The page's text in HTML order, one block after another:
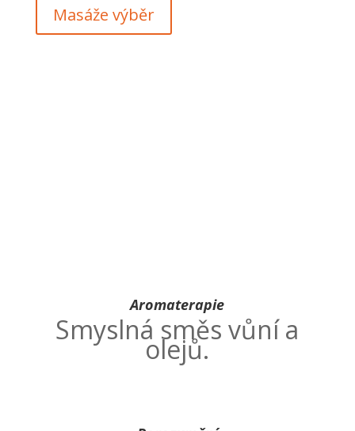
Masáže výběr
Aromaterapie
Smyslná směs vůní a
olejů.